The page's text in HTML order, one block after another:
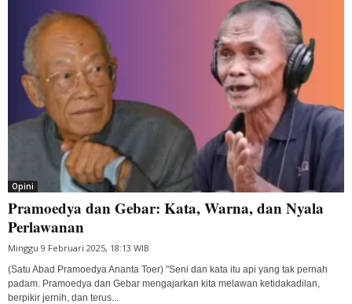
Opini
Pramoedya dan Gebar: Kata, Warna, dan Nyala
Perlawanan
Minggu 9 Februari 2025, 18:13 WIB
(Satu Abad Pramoedya Ananta Toer) "Seni dan kata itu api yang tak pernah
padam. Pramoedya dan Gebar mengajarkan kita melawan ketidakadilan,
berpikir jernih, dan terus...